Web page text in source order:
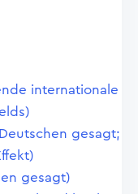
internationale
gesagt;
gesagt)